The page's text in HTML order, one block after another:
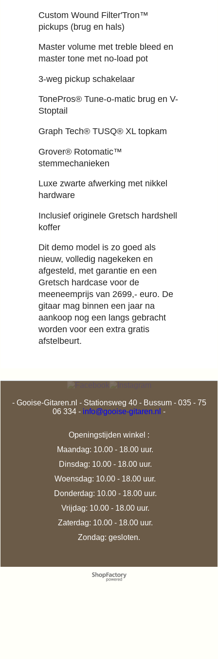
Custom Wound Filter'Tron™
pickups (brug en hals)
Master volume met treble bleed en
master tone met no-load pot
3-weg pickup schakelaar
TonePros® Tune-o-matic brug en V-
Stoptail
Graph Tech® TUSQ® XL topkam
Grover® Rotomatic™
stemmechanieken
Luxe zwarte afwerking met nikkel
hardware
Inclusief originele Gretsch hardshell
koffer
Dit demo model is zo goed als
nieuw, volledig nagekeken en
afgesteld, met garantie en een
Gretsch hardcase voor de
meeneemprijs van 2699,- euro. De
gitaar mag binnen een jaar na
aankoop nog een langs gebracht
worden voor een extra gratis
afstelbeurt.
- Gooise-Gitaren.nl - Stationsweg 40 - Bussum - 035 - 75
06 334 - info@gooise-gitaren.nl -
Openingstijden winkel :
Maandag: 10.00 - 18.00 uur.
Dinsdag: 10.00 - 18.00 uur.
Woensdag: 10.00 - 18.00 uur.
Donderdag: 10.00 - 18.00 uur.
Vrijdag: 10.00 - 18.00 uur.
Zaterdag: 10.00 - 18.00 uur.
Zondag: gesloten.
Webwinkel gemaakt met
ShopFactory webwinkel